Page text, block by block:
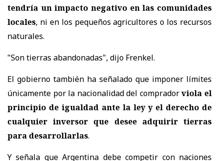
tendría un impacto negativo en las comunidades
locales, ni en los pequeños agricultores o los recursos
naturales.
"Son tierras abandonadas", dijo Frenkel.
El gobierno también ha señalado que imponer límites
únicamente por la nacionalidad del compradorviola el
principio de igualdad ante la ley y el derecho de
cualquier inversor que desee adquirir tierras
para desarrollarlas.
Y señala que Argentina debe competir con naciones